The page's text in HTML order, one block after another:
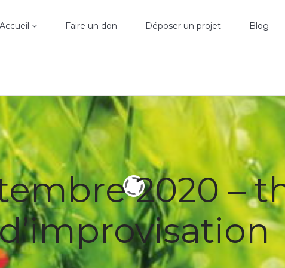
Accueil Faire un don Déposer un projet Blog
2020 –